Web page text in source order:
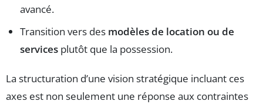
avancé.
Transition vers des modèles de location ou de
services plutôt que la possession.
La structuration d’une vision stratégique incluant ces
axes est non seulement une réponse aux contraintes